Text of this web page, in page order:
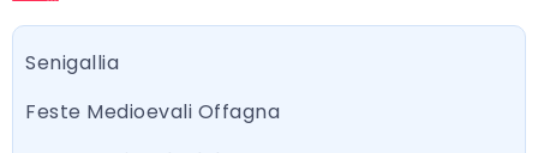
Senigallia
Feste Medioevali Offagna